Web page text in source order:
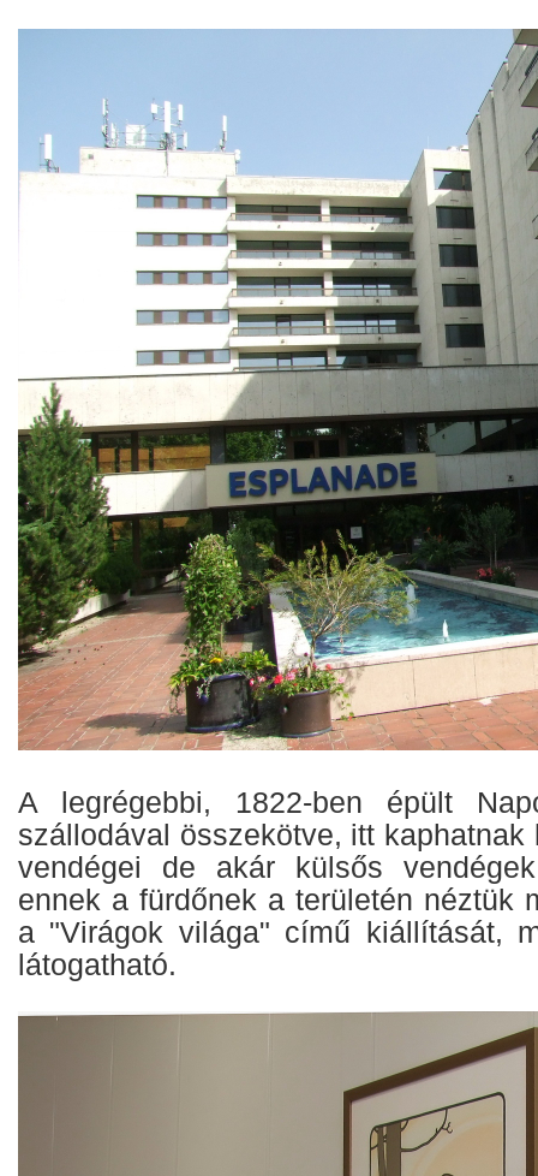
A legrégebbi, 1822-ben épült
szállodával összekötve, itt kaphatnak
vendégei de akár külsős
ennek a fürdőnek a területén néztük
a "Virágok világa" című kiállítását,
látogatható.